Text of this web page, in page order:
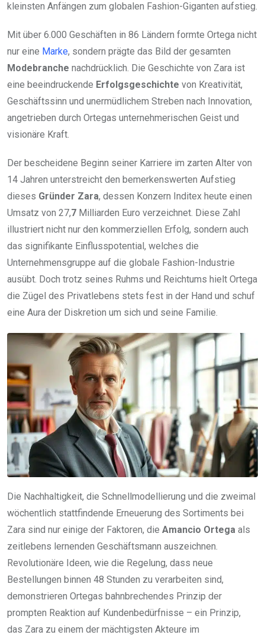
kleinsten Anfängen zum globalen Fashion-Giganten aufstieg.
Mit über 6.000 Geschäften in 86 Ländern formte Ortega nicht
nur eine Marke, sondern prägte das Bild der gesamten
Modebranche nachdrücklich. Die Geschichte von Zara ist
eine beeindruckende Erfolgsgeschichte von Kreativität,
Geschäftssinn und unermüdlichem Streben nach Innovation,
angetrieben durch Ortegas unternehmerischen Geist und
visionäre Kraft.
Der bescheidene Beginn seiner Karriere im zarten Alter von
14 Jahren unterstreicht den bemerkenswerten Aufstieg
dieses Gründer Zara, dessen Konzern Inditex heute einen
Umsatz von 27,7 Milliarden Euro verzeichnet. Diese Zahl
illustriert nicht nur den kommerziellen Erfolg, sondern auch
das signifikante Einflusspotential, welches die
Unternehmensgruppe auf die globale Fashion-Industrie
ausübt. Doch trotz seines Ruhms und Reichtums hielt Ortega
die Zügel des Privatlebens stets fest in der Hand und schuf
eine Aura der Diskretion um sich und seine Familie.
Die Nachhaltigkeit, die Schnellmodellierung und die zweimal
wöchentlich stattfindende Erneuerung des Sortiments bei
Zara sind nur einige der Faktoren, die Amancio Ortega als
zeitlebens lernenden Geschäftsmann auszeichnen.
Revolutionäre Ideen, wie die Regelung, dass neue
Bestellungen binnen 48 Stunden zu verarbeiten sind,
demonstrieren Ortegas bahnbrechendes Prinzip der
prompten Reaktion auf Kundenbedürfnisse – ein Prinzip,
das Zara zu einem der mächtigsten Akteure im